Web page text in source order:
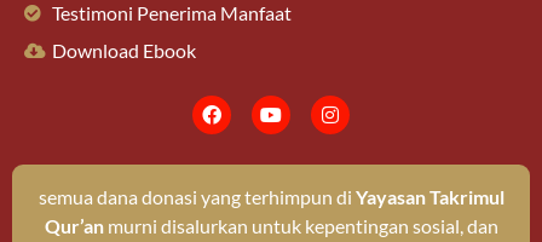
Testimoni Penerima Manfaat
Download Ebook
semua dana donasi yang terhimpun di Yayasan Takrimul
Qur’anmurni disalurkan untuk kepentingan sosial, dan